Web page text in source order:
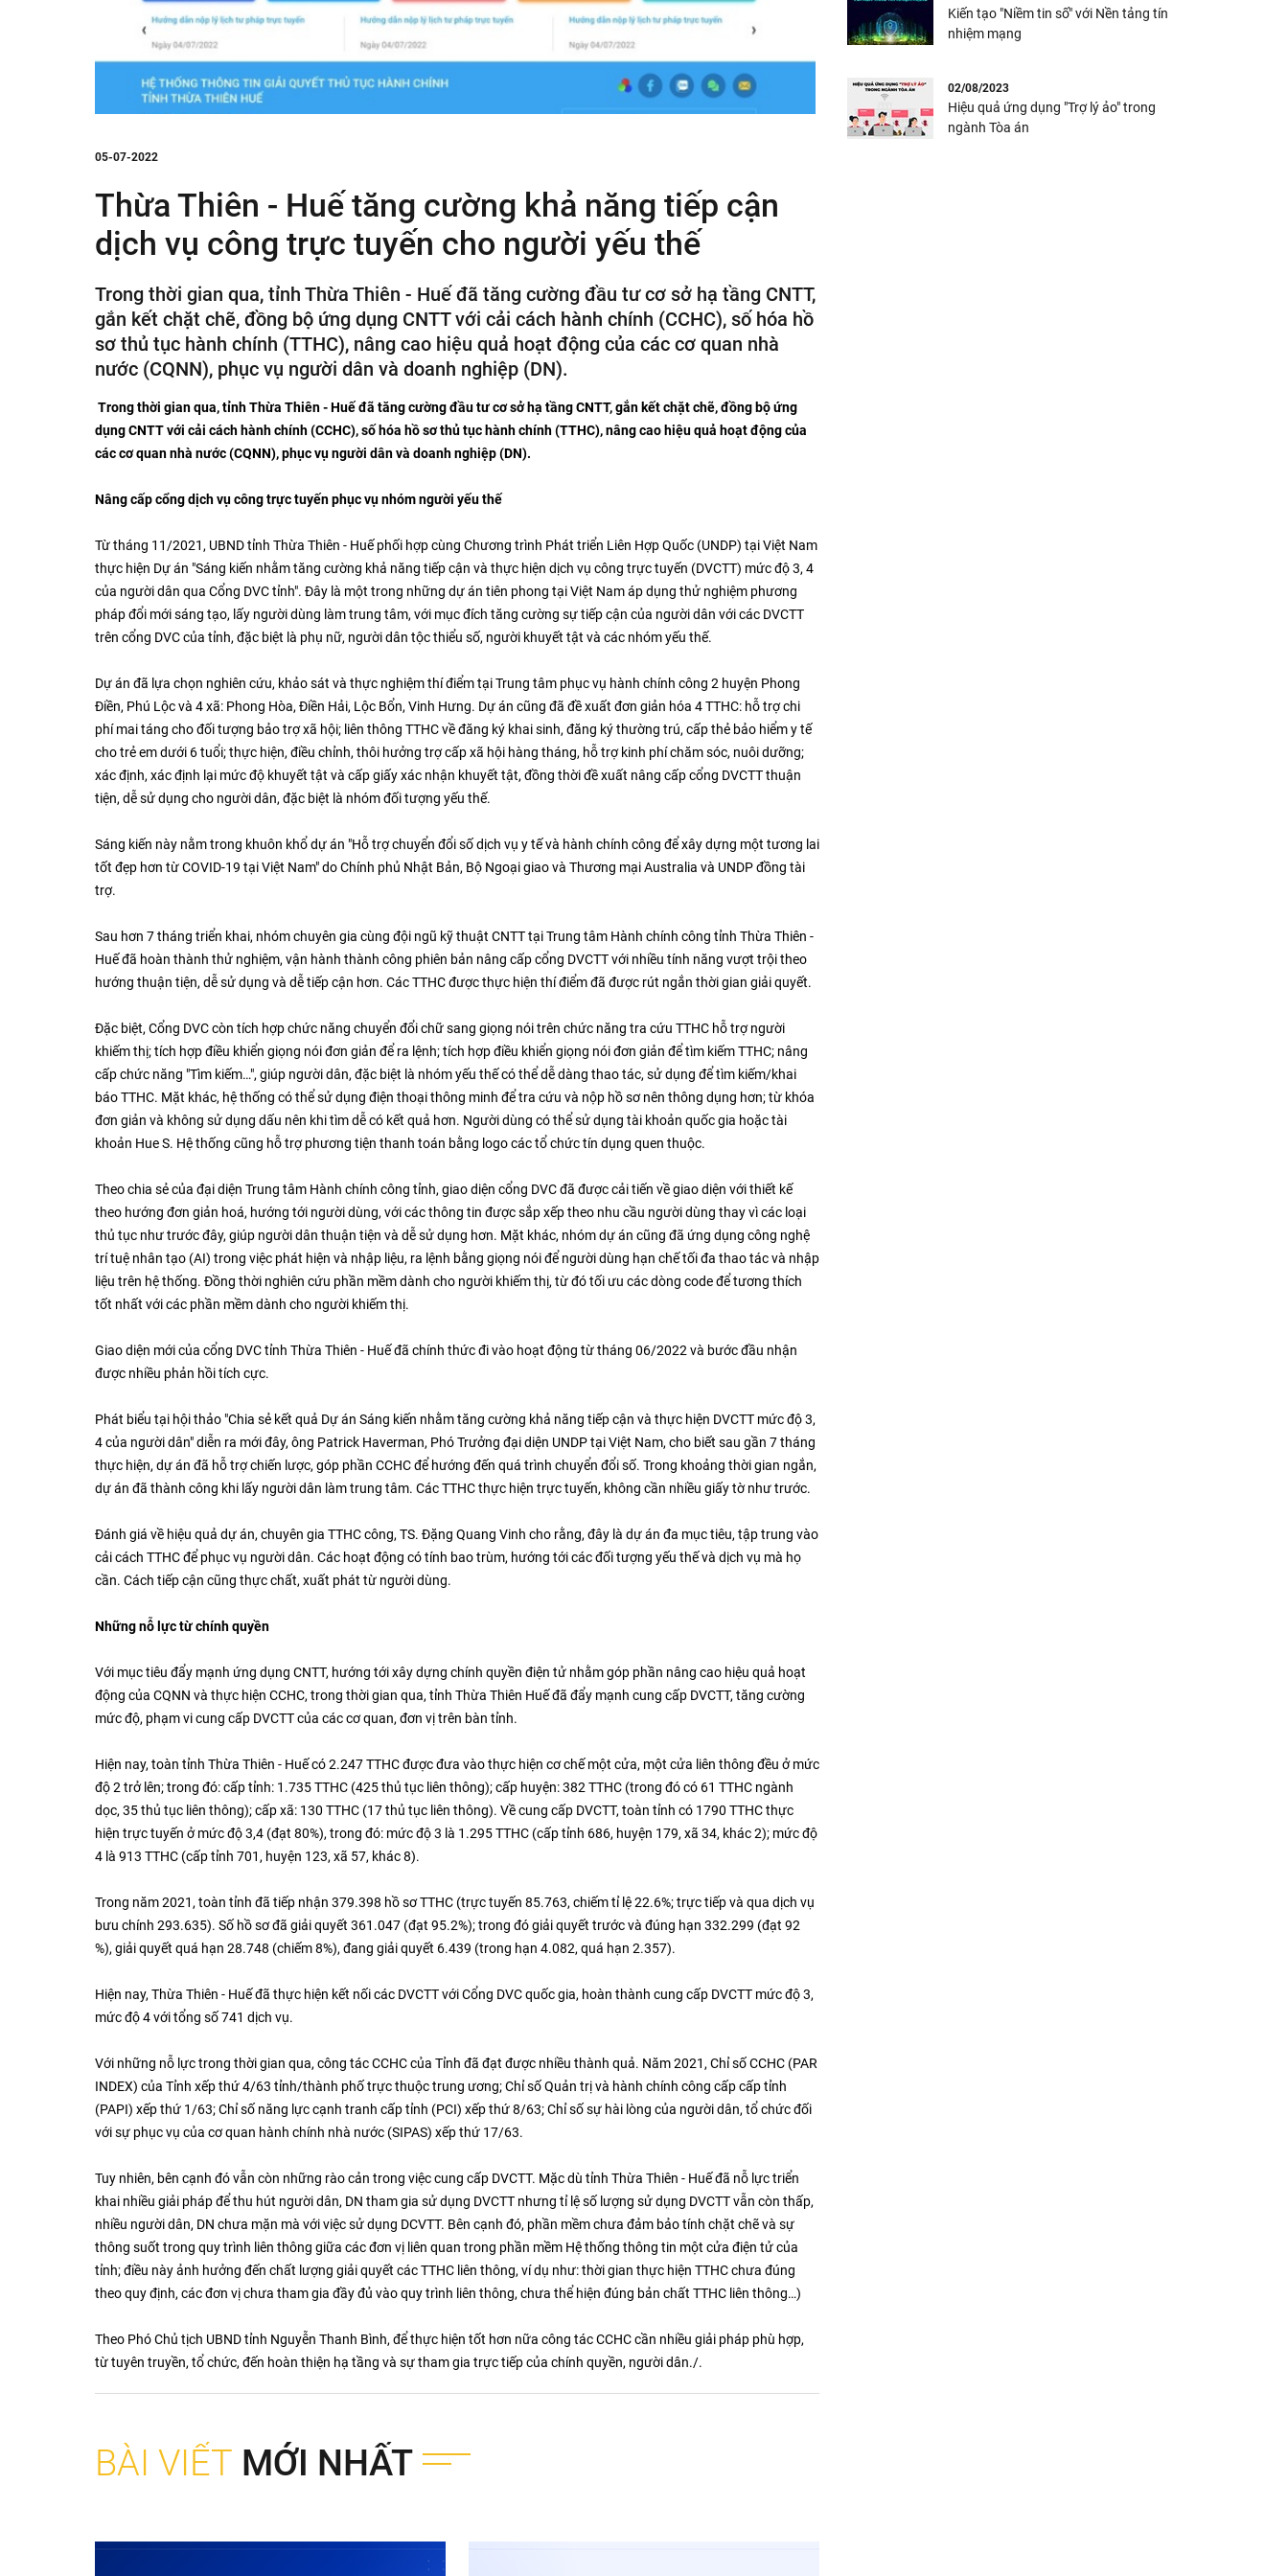
05-07-2022
Thừa Thiên - Huế tăng cường khả năng tiếp cận
dịch vụ công trực tuyến cho người yếu thế
Trong thời gian qua, tỉnh Thừa Thiên - Huế đã tăng cường đầu tư cơ sở hạ tầng CNTT,
gắn kết chặt chẽ, đồng bộ ứng dụng CNTT với cải cách hành chính (CCHC), số hóa hồ
sơ thủ tục hành chính (TTHC), nâng cao hiệu quả hoạt động của các cơ quan nhà
nước (CQNN), phục vụ người dân và doanh nghiệp (DN).
Trong thời gian qua, tỉnh Thừa Thiên - Huế đã tăng cường đầu tư cơ sở hạ tầng CNTT, gắn kết chặt chẽ, đồng bộ ứng
dụng CNTT với cải cách hành chính (CCHC), số hóa hồ sơ thủ tục hành chính (TTHC), nâng cao hiệu quả hoạt động của
các cơ quan nhà nước (CQNN), phục vụ người dân và doanh nghiệp (DN).
Nâng cấp cổng dịch vụ công trực tuyến phục vụ nhóm người yếu thế
Từ tháng 11/2021, UBND tỉnh Thừa Thiên - Huế phối hợp cùng Chương trình Phát triển Liên Hợp Quốc (UNDP) tại Việt Nam
thực hiện Dự án "Sáng kiến nhằm tăng cường khả năng tiếp cận và thực hiện dịch vụ công trực tuyến (DVCTT) mức độ 3, 4
của người dân qua Cổng DVC tỉnh". Đây là một trong những dự án tiên phong tại Việt Nam áp dụng thử nghiệm phương
pháp đổi mới sáng tạo, lấy người dùng làm trung tâm, với mục đích tăng cường sự tiếp cận của người dân với các DVCTT
trên cổng DVC của tỉnh, đặc biệt là phụ nữ, người dân tộc thiểu số, người khuyết tật và các nhóm yếu thế.
Dự án đã lựa chọn nghiên cứu, khảo sát và thực nghiệm thí điểm tại Trung tâm phục vụ hành chính công 2 huyện Phong
Điền, Phú Lộc và 4 xã: Phong Hòa, Điền Hải, Lộc Bổn, Vinh Hưng. Dự án cũng đã đề xuất đơn giản hóa 4 TTHC: hỗ trợ chi
phí mai táng cho đối tượng bảo trợ xã hội; liên thông TTHC về đăng ký khai sinh, đăng ký thường trú, cấp thẻ bảo hiểm y tế
cho trẻ em dưới 6 tuổi; thực hiện, điều chỉnh, thôi hưởng trợ cấp xã hội hàng tháng, hỗ trợ kinh phí chăm sóc, nuôi dưỡng;
xác định, xác định lại mức độ khuyết tật và cấp giấy xác nhận khuyết tật, đồng thời đề xuất nâng cấp cổng DVCTT thuận
tiện, dễ sử dụng cho người dân, đặc biệt là nhóm đối tượng yếu thế.
Sáng kiến này nằm trong khuôn khổ dự án "Hỗ trợ chuyển đổi số dịch vụ y tế và hành chính công để xây dựng một tương lai
tốt đẹp hơn từ COVID-19 tại Việt Nam" do Chính phủ Nhật Bản, Bộ Ngoại giao và Thương mại Australia và UNDP đồng tài
trợ.
Sau hơn 7 tháng triển khai, nhóm chuyên gia cùng đội ngũ kỹ thuật CNTT tại Trung tâm Hành chính công tỉnh Thừa Thiên -
Huế đã hoàn thành thử nghiệm, vận hành thành công phiên bản nâng cấp cổng DVCTT với nhiều tính năng vượt trội theo
hướng thuận tiện, dễ sử dụng và dễ tiếp cận hơn. Các TTHC được thực hiện thí điểm đã được rút ngắn thời gian giải quyết.
Đặc biệt, Cổng DVC còn tích hợp chức năng chuyển đổi chữ sang giọng nói trên chức năng tra cứu TTHC hỗ trợ người
khiếm thị; tích hợp điều khiển giọng nói đơn giản để ra lệnh; tích hợp điều khiển giọng nói đơn giản để tìm kiếm TTHC; nâng
cấp chức năng "Tìm kiếm…", giúp người dân, đặc biệt là nhóm yếu thế có thể dễ dàng thao tác, sử dụng để tìm kiếm/khai
báo TTHC. Mặt khác, hệ thống có thể sử dụng điện thoại thông minh để tra cứu và nộp hồ sơ nên thông dụng hơn; từ khóa
đơn giản và không sử dụng dấu nên khi tìm dễ có kết quả hơn. Người dùng có thể sử dụng tài khoản quốc gia hoặc tài
khoản Hue S. Hệ thống cũng hỗ trợ phương tiện thanh toán bằng logo các tổ chức tín dụng quen thuộc.
Theo chia sẻ của đại diện Trung tâm Hành chính công tỉnh, giao diện cổng DVC đã được cải tiến về giao diện với thiết kế
theo hướng đơn giản hoá, hướng tới người dùng, với các thông tin được sắp xếp theo nhu cầu người dùng thay vì các loại
thủ tục như trước đây, giúp người dân thuận tiện và dễ sử dụng hơn. Mặt khác, nhóm dự án cũng đã ứng dụng công nghệ
trí tuệ nhân tạo (AI) trong việc phát hiện và nhập liệu, ra lệnh bằng giọng nói để người dùng hạn chế tối đa thao tác và nhập
liệu trên hệ thống. Đồng thời nghiên cứu phần mềm dành cho người khiếm thị, từ đó tối ưu các dòng code để tương thích
tốt nhất với các phần mềm dành cho người khiếm thị.
Giao diện mới của cổng DVC tỉnh Thừa Thiên - Huế đã chính thức đi vào hoạt động từ tháng 06/2022 và bước đầu nhận
được nhiều phản hồi tích cực.
Phát biểu tại hội thảo "Chia sẻ kết quả Dự án Sáng kiến nhằm tăng cường khả năng tiếp cận và thực hiện DVCTT mức độ 3,
4 của người dân" diễn ra mới đây, ông Patrick Haverman, Phó Trưởng đại diện UNDP tại Việt Nam, cho biết sau gần 7 tháng
thực hiện, dự án đã hỗ trợ chiến lược, góp phần CCHC để hướng đến quá trình chuyển đổi số. Trong khoảng thời gian ngắn,
dự án đã thành công khi lấy người dân làm trung tâm. Các TTHC thực hiện trực tuyến, không cần nhiều giấy tờ như trước.
Đánh giá về hiệu quả dự án, chuyên gia TTHC công, TS. Đặng Quang Vinh cho rằng, đây là dự án đa mục tiêu, tập trung vào
cải cách TTHC để phục vụ người dân. Các hoạt động có tính bao trùm, hướng tới các đối tượng yếu thế và dịch vụ mà họ
cần. Cách tiếp cận cũng thực chất, xuất phát từ người dùng.
Những nỗ lực từ chính quyền
Với mục tiêu đẩy mạnh ứng dụng CNTT, hướng tới xây dựng chính quyền điện tử nhằm góp phần nâng cao hiệu quả hoạt
động của CQNN và thực hiện CCHC, trong thời gian qua, tỉnh Thừa Thiên Huế đã đẩy mạnh cung cấp DVCTT, tăng cường
mức độ, phạm vi cung cấp DVCTT của các cơ quan, đơn vị trên bàn tỉnh.
Hiện nay, toàn tỉnh Thừa Thiên - Huế có 2.247 TTHC được đưa vào thực hiện cơ chế một cửa, một cửa liên thông đều ở mức
độ 2 trở lên; trong đó: cấp tỉnh: 1.735 TTHC (425 thủ tục liên thông); cấp huyện: 382 TTHC (trong đó có 61 TTHC ngành
dọc, 35 thủ tục liên thông); cấp xã: 130 TTHC (17 thủ tục liên thông). Về cung cấp DVCTT, toàn tỉnh có 1790 TTHC thực
hiện trực tuyến ở mức độ 3,4 (đạt 80%), trong đó: mức độ 3 là 1.295 TTHC (cấp tỉnh 686, huyện 179, xã 34, khác 2); mức độ
4 là 913 TTHC (cấp tỉnh 701, huyện 123, xã 57, khác 8).
Trong năm 2021, toàn tỉnh đã tiếp nhận 379.398 hồ sơ TTHC (trực tuyến 85.763, chiếm tỉ lệ 22.6%; trực tiếp và qua dịch vụ
bưu chính 293.635). Số hồ sơ đã giải quyết 361.047 (đạt 95.2%); trong đó giải quyết trước và đúng hạn 332.299 (đạt 92
%), giải quyết quá hạn 28.748 (chiếm 8%), đang giải quyết 6.439 (trong hạn 4.082, quá hạn 2.357).
Hiện nay, Thừa Thiên - Huế đã thực hiện kết nối các DVCTT với Cổng DVC quốc gia, hoàn thành cung cấp DVCTT mức độ 3,
mức độ 4 với tổng số 741 dịch vụ.
Với những nỗ lực trong thời gian qua, công tác CCHC của Tỉnh đã đạt được nhiều thành quả. Năm 2021, Chỉ số CCHC (PAR
INDEX) của Tỉnh xếp thứ 4/63 tỉnh/thành phố trực thuộc trung ương; Chỉ số Quản trị và hành chính công cấp cấp tỉnh
(PAPI) xếp thứ 1/63; Chỉ số năng lực cạnh tranh cấp tỉnh (PCI) xếp thứ 8/63; Chỉ số sự hài lòng của người dân, tổ chức đối
với sự phục vụ của cơ quan hành chính nhà nước (SIPAS) xếp thứ 17/63.
Tuy nhiên, bên cạnh đó vẫn còn những rào cản trong việc cung cấp DVCTT. Mặc dù tỉnh Thừa Thiên - Huế đã nỗ lực triển
khai nhiều giải pháp để thu hút người dân, DN tham gia sử dụng DVCTT nhưng tỉ lệ số lượng sử dụng DVCTT vẫn còn thấp,
nhiều người dân, DN chưa mặn mà với việc sử dụng DCVTT. Bên cạnh đó, phần mềm chưa đảm bảo tính chặt chẽ và sự
thông suốt trong quy trình liên thông giữa các đơn vị liên quan trong phần mềm Hệ thống thông tin một cửa điện tử của
tỉnh; điều này ảnh hưởng đến chất lượng giải quyết các TTHC liên thông, ví dụ như: thời gian thực hiện TTHC chưa đúng
theo quy định, các đơn vị chưa tham gia đầy đủ vào quy trình liên thông, chưa thể hiện đúng bản chất TTHC liên thông…)
Theo Phó Chủ tịch UBND tỉnh Nguyễn Thanh Bình, để thực hiện tốt hơn nữa công tác CCHC cần nhiều giải pháp phù hợp,
từ tuyên truyền, tổ chức, đến hoàn thiện hạ tầng và sự tham gia trực tiếp của chính quyền, người dân./.
BÀI VIẾT MỚI NHẤT
Kiến tạo "Niềm tin số" với Nền tảng tín
nhiệm mạng
02/08/2023
Hiệu quả ứng dụng "Trợ lý ảo" trong
ngành Tòa án